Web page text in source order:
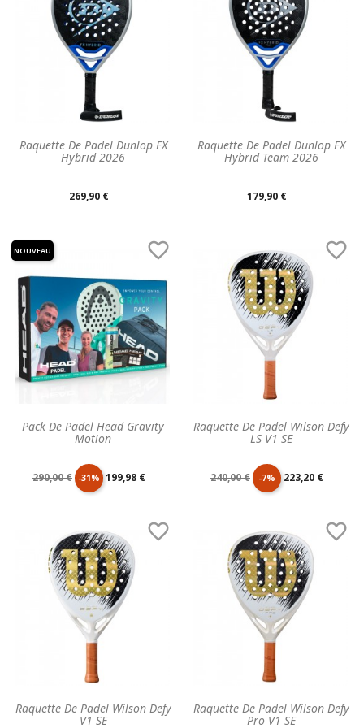
Raquette De Padel Dunlop FX
Hybrid 2026
Prix
269,90 €
Raquette De Padel Dunlop FX
Hybrid Team 2026
Prix
179,90 €
Pack De Padel Head Gravity
Motion

Prix
base
290,00 € -31% Prix
199,98 €
NOUVEAU
Raquette De Padel Wilson Defy
LS V1 SE

Prix
base
240,00 € -7% Prix
223,20 €
Raquette De Padel Wilson Defy
V1 SE

Raquette De Padel Wilson Defy
Pro V1 SE
